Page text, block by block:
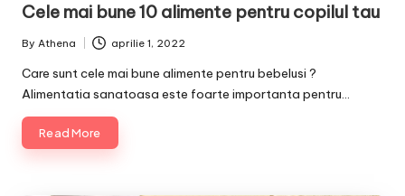
Cele mai bune 10 alimente pentru copilul tau
Posted
by
By Athena aprilie 1, 2022
Care sunt cele mai bune alimente pentru bebelusi ?
Alimentatia sanatoasa este foarte importanta pentru…
Read More